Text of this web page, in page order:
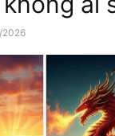
2026